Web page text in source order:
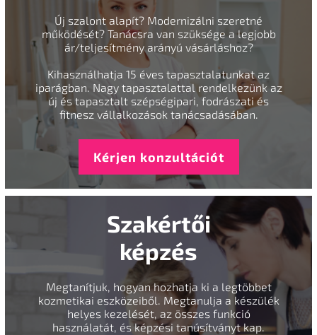
Új szalont alapít? Modernizálni szeretné
működését? Tanácsra van szüksége a legjobb
ár/teljesítmény arányú vásárláshoz?
Kihasználhatja 15 éves tapasztalatunkat az
iparágban. Nagy tapasztalattal rendelkezünk az
új és tapasztalt szépségipari, fodrászati és
fitnesz vállalkozások tanácsadásában.
Kérjen konzultációt
Szakértői
képzés
Megtanítjuk, hogyan hozhatja ki a legtöbbet
kozmetikai eszközeiből. Megtanulja a készülék
helyes kezelését, az összes funkció
használatát, és képzési tanúsítványt kap.